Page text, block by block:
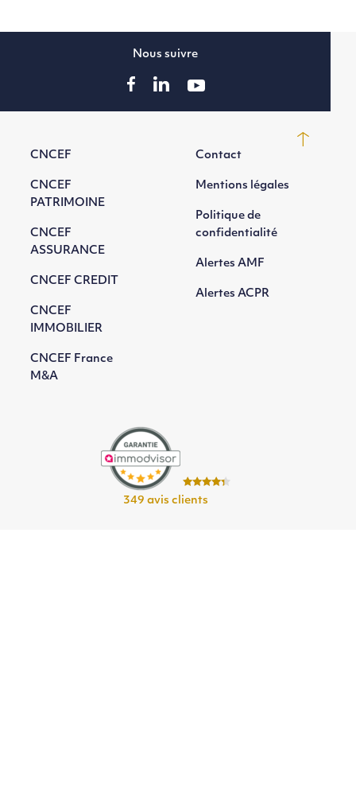
349 avis clients
CNCEF
CNCEF
PATRIMOINE
CNCEF
ASSURANCE
CNCEF CREDIT
CNCEF
IMMOBILIER
CNCEF France
M&A
Contact
Mentions légales
Politique de
confidentialité
Alertes AMF
Alertes ACPR
Nous suivre